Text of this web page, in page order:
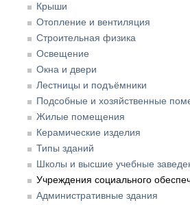
Крыши
Отопление и вентиляция
Строительная физика
Освещение
Окна и двери
Лестницы и подъёмники
Подсобные и хозяйственные
Жилые помещения
Керамические изделия
Типы зданий
Школы и высшие учебные
Учреждения социального
Административные здания